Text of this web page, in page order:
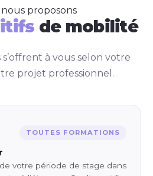
proposons
de mobilité
à vous selon votre
projet professionnel.
TOUTES FORMATIONS
votre période de stage dans